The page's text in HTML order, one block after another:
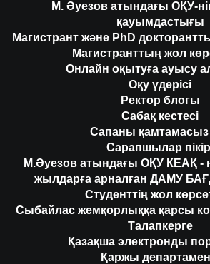
М. Әуезов атындағы ОҚУ-
қауымдастығы
Магистрант және PhD
Магистранттың жол
Онлайн оқытуға ауысу
Оқу үдерісі
Ректор блогы
Сабақ кестесі
Сапаны қамтамасыз
Сарапшылар
М.Әуезов атындағы ОҚУ КЕАҚ -
жылдарға арналған ДАМУ
Студенттің жол
Сыбайлас жемқорлыққа қарсы
Талапкерге
Қазақша электронды
Қаржы